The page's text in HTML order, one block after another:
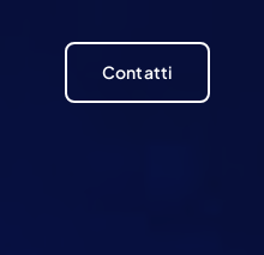
Contatti